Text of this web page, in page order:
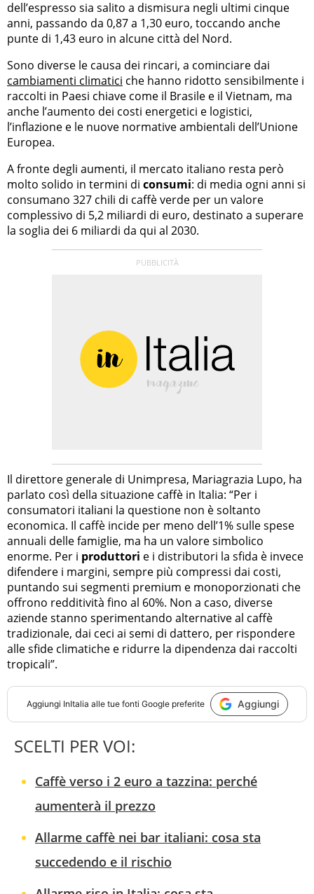
dell’espresso sia salito a dismisura negli ultimi cinque
anni, passando da 0,87 a 1,30 euro, toccando anche
punte di 1,43 euro in alcune città del Nord.
Sono diverse le causa dei rincari, a cominciare dai
cambiamenti climatici che hanno ridotto sensibilmente i
raccolti in Paesi chiave come il Brasile e il Vietnam, ma
anche l’aumento dei costi energetici e logistici,
l’inflazione e le nuove normative ambientali dell’Unione
Europea.
A fronte degli aumenti, il mercato italiano resta però
molto solido in termini di consumi: di media ogni anni si
consumano 327 chili di caffè verde per un valore
complessivo di 5,2 miliardi di euro, destinato a superare
la soglia dei 6 miliardi da qui al 2030.
Il direttore generale di Unimpresa, Mariagrazia Lupo, ha
parlato così della situazione caffè in Italia: “Per i
consumatori italiani la questione non è soltanto
economica. Il caffè incide per meno dell’1% sulle spese
annuali delle famiglie, ma ha un valore simbolico
enorme. Per i produttori e i distributori la sfida è invece
difendere i margini, sempre più compressi dai costi,
puntando sui segmenti premium e monoporzionati che
offrono redditività fino al 60%. Non a caso, diverse
aziende stanno sperimentando alternative al caffè
tradizionale, dai ceci ai semi di dattero, per rispondere
alle sfide climatiche e ridurre la dipendenza dai raccolti
tropicali”.
Aggiungi InItalia alle tue fonti Google preferite Aggiungi
SCELTI PER VOI:
Caffè verso i 2 euro a tazzina: perché
aumenterà il prezzo
Allarme caffè nei bar italiani: cosa sta
succedendo e il rischio